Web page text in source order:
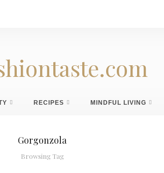
RECIPES MINDFUL LIVING
Gorgonzola
Browsing Tag